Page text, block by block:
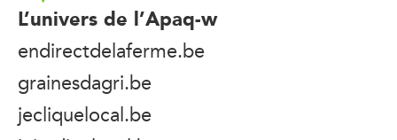
L’univers de l’Apaq-w
endirectdelaferme.be
grainesdagri.be
jecliquelocal.be